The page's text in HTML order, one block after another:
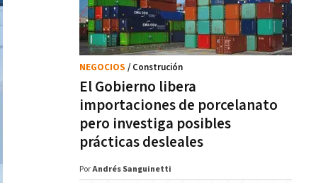
El Gobierno libera
importaciones de porcelanato
pero investiga posibles
prácticas desleales
NEGOCIOS / Construción
PorAndrés Sanguinetti